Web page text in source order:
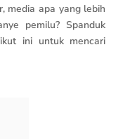
media apa yang lebih
pemilu? Spanduk
ini untuk mencari